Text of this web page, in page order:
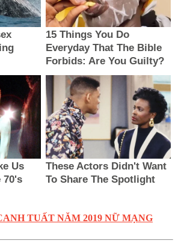
TUẤT NĂM 2019 NỮ MẠNG